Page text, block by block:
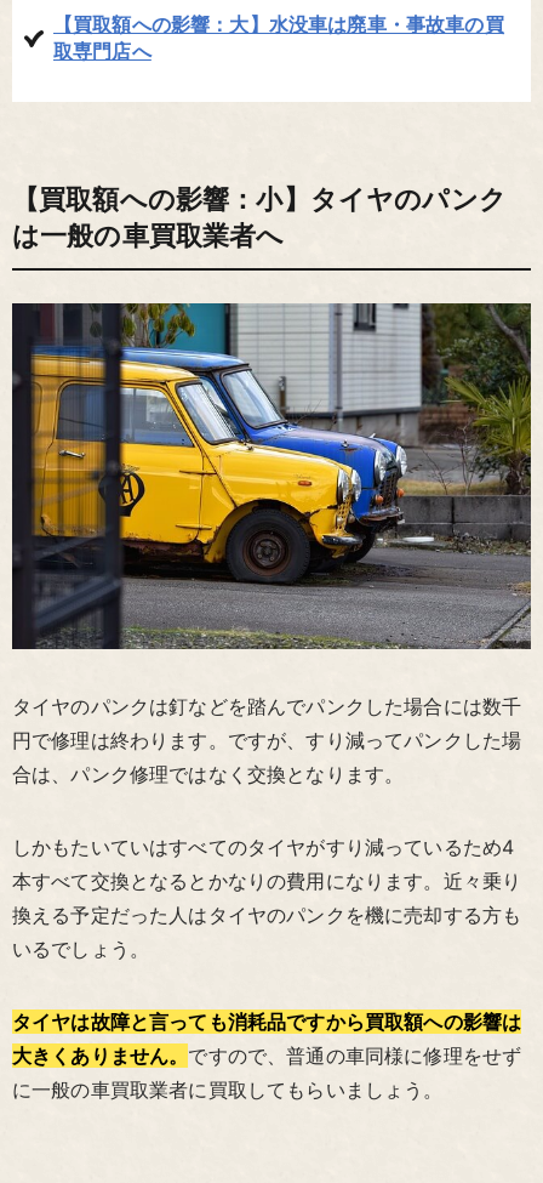
【買取額への影響：大】水没車は廃車・事故車の買
取専門店へ
【買取額への影響：小】タイヤのパンク
は一般の車買取業者へ
タイヤのパンクは釘などを踏んでパンクした場合には数千
円で修理は終わります。ですが、すり減ってパンクした場
合は、パンク修理ではなく交換となります。
しかもたいていはすべてのタイヤがすり減っているため4
本すべて交換となるとかなりの費用になります。近々乗り
換える予定だった人はタイヤのパンクを機に売却する方も
いるでしょう。
タイヤは故障と言っても消耗品ですから買取額への影響は
大きくありません。 ですので、普通の車同様に修理をせず
に一般の車買取業者に買取してもらいましょう。